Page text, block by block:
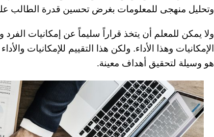
وتحليل منهجى للمعلومات بغرض تحسين قدرة الطالب
ولا يمكن للمعلم أن يتخذ قراراً سليماً عن إمكانيات الفرد
الإمكانيات وهذا الأداء. ولكن هذا التقييم للإمكانيات
هو وسيلة لتحقيق أهداف معينة.